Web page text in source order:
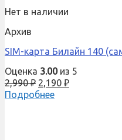
Нет в наличии
Архив
SIM-карта Билайн 140
Оценка 3.00из 5
2,990₽ 2,190 ₽
Подробнее